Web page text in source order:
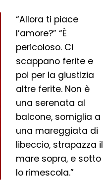
“Allora ti piace
l’amore?” “È
pericoloso. Ci
scappano ferite e
poi per la giustizia
altre ferite. Non è
una serenata al
balcone, somiglia a
una mareggiata di
libeccio, strapazza il
mare sopra, e sotto
lo rimescola.”